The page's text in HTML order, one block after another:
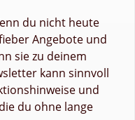
du nicht heute
Angebote und
sie zu deinem
kann sinnvoll
und
du ohne lange